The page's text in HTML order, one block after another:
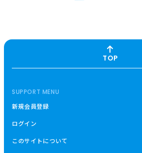
TOP
SUPPORT MENU
新規会員登録
ログイン
このサイトについて